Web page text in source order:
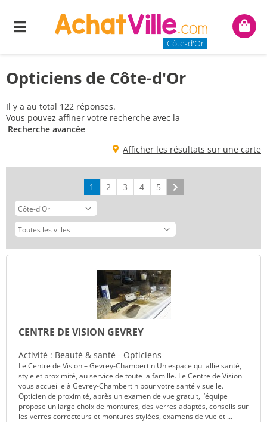
Menu
Côte-d'Or
Mon
Opticiens de Côte-d'Or
Il y a au total 122 réponses.
Vous pouvez affiner votre recherche avec la
Recherche avancée
Afficher les résultats sur une carte
1 2 3 4 5
CENTRE DE VISION GEVREY
Activité : Beauté & santé - Opticiens
Le Centre de Vision – Gevrey-Chambertin Un espace qui allie santé,
style et proximité, au service de toute la famille. Le Centre de Vision
vous accueille à Gevrey-Chambertin pour votre santé visuelle.
Opticien de proximité, après un examen de vue gratuit, l’équipe
propose un large choix de montures, des verres adaptés, conseils sur
les verres correcteurs et montures stylées, examens de vue et ...